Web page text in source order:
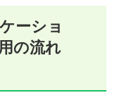
ーショ
の流れ